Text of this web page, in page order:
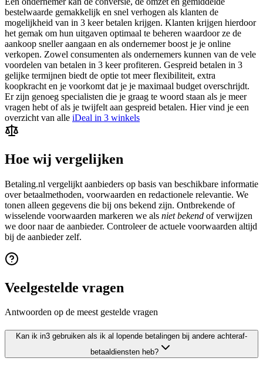
bestelwaarde gemakkelijk en snel verhogen als klanten de
mogelijkheid van in 3 keer betalen krijgen. Klanten krijgen hierdoor
het gemak om hun uitgaven optimaal te beheren waardoor ze de
aankoop sneller aangaan en als ondernemer boost je je online
verkopen. Zowel consumenten als ondernemers kunnen van de vele
voordelen van betalen in 3 keer profiteren. Gespreid betalen in 3
gelijke termijnen biedt de optie tot meer flexibiliteit, extra
koopkracht en je voorkomt dat je je maximaal budget overschrijdt.
Er zijn genoeg specialisten die je graag te woord staan als je meer
vragen hebt of als je twijfelt aan gespreid betalen. Hier vind je een
overzicht van alle iDeal in 3 winkels
Hoe wij vergelijken
Betaling.nl vergelijkt aanbieders op basis van beschikbare informatie
over betaalmethoden, voorwaarden en redactionele relevantie. We
tonen alleen gegevens die bij ons bekend zijn. Ontbrekende of
wisselende voorwaarden markeren we als niet bekend of verwijzen
we door naar de aanbieder. Controleer de actuele voorwaarden altijd
bij de aanbieder zelf.
Veelgestelde vragen
Antwoorden op de meest gestelde vragen
Kan ik in3 gebruiken als ik al lopende betalingen bij andere achteraf-
betaaldiensten heb?